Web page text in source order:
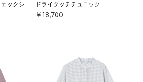
コットンローンさらさらチェックシャツ ドライタッチチュニック
￥18,700